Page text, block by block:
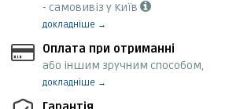
- самовивіз у Київ
докладніше →
Оплата при отриманні
або іншим зручним способом,
докладніше →